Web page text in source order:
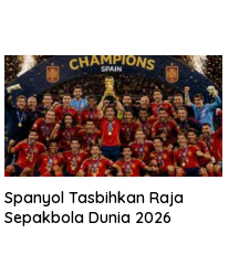
Spanyol Tasbihkan Raja
Sepakbola Dunia 2026